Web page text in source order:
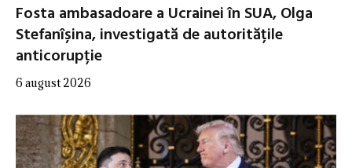
Fosta ambasadoare a Ucrainei în SUA, Olga
Stefanîșina, investigată de autoritățile
anticorupție
6 august 2026